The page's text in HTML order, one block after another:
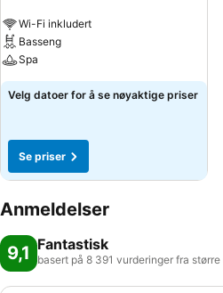
Wi-Fi inkludert
Basseng
Spa
Velg datoer for å se nøyaktige priser
Se priser
Anmeldelser
9,1 Fantastisk
basert på 8 391 vurderinger fra større